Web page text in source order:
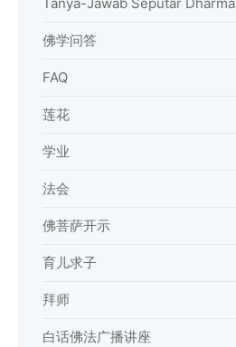
Tanya-Jawab Seputar Dharma
佛学问答
FAQ
莲花
学业
法会
佛菩萨开示
育儿求子
拜师
白话佛法广播讲座